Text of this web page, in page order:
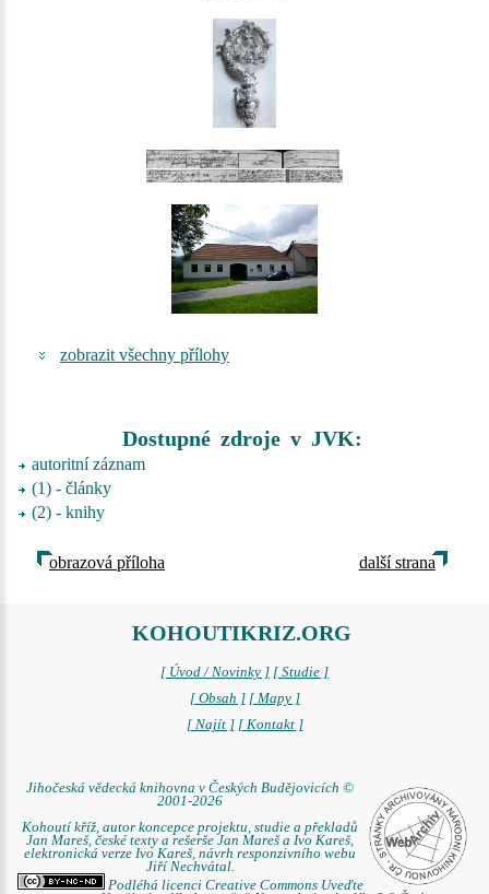
zobrazit všechny přílohy
Dostupné zdroje v JVK:
autoritní záznam
(1) - články
(2) - knihy
obrazová příloha další strana
KOHOUTIKRIZ.ORG
[ Úvod / Novinky ] [ Studie ]
[ Obsah ] [ Mapy ]
[ Najít ] [ Kontakt ]
Jihočeská vědecká knihovna v Českých Budějovicích ©
2001-2026
Kohoutí kříž, autor koncepce projektu, studie a překladů
Jan Mareš, české texty a rešerše Jan Mareš a Ivo Kareš,
elektronická verze Ivo Kareš, návrh responzivního webu
Jiří Nechvátal.
Podléhá licenci Creative Commons Uveďte